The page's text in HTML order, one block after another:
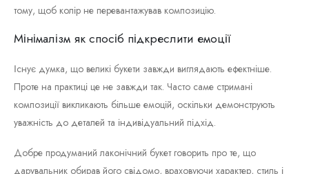
тому, щоб колір не перевантажував композицію.
Мінімалізм як спосіб підкреслити емоції
Існує думка, що великі букети завжди виглядають ефектніше.
Проте на практиці це не завжди так. Часто саме стримані
композиції викликають більше емоцій, оскільки демонструють
уважність до деталей та індивідуальний підхід.
Добре продуманий лаконічний букет говорить про те, що
дарувальник обирав його свідомо, враховуючи характер, стиль і